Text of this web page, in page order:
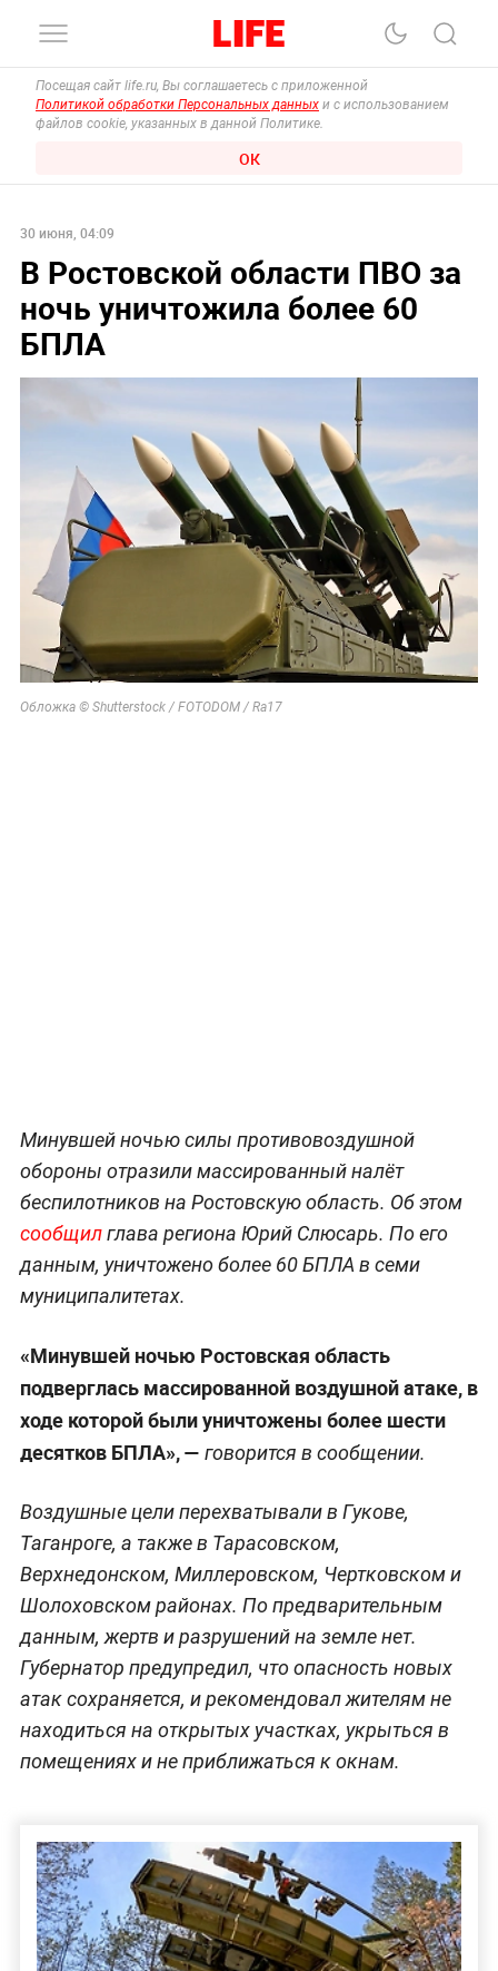
Посещая сайт life.ru, Вы соглашаетесь с приложенной
Политикой обработки Персональных данных и с использованием
файлов cookie, указанных в данной Политике.
ОК
30 июня, 04:09
В Ростовской области ПВО за
ночь уничтожила более 60
БПЛА
Обложка © Shutterstock / FOTODOM / Ra17
Минувшей ночью силы противовоздушной
обороны отразили массированный налёт
беспилотников на Ростовскую область. Об этом
сообщилглава региона Юрий Слюсарь. По его
данным, уничтожено более 60 БПЛА в семи
муниципалитетах.
«Минувшей ночью Ростовская область
подверглась массированной воздушной атаке, в
ходе которой были уничтожены более шести
десятков БПЛА», — говорится в сообщении.
Воздушные цели перехватывали в Гукове,
Таганроге, а также в Тарасовском,
Верхнедонском, Миллеровском, Чертковском и
Шолоховском районах. По предварительным
данным, жертв и разрушений на земле нет.
Губернатор предупредил, что опасность новых
атак сохраняется, и рекомендовал жителям не
находиться на открытых участках, укрыться в
помещениях и не приближаться к окнам.